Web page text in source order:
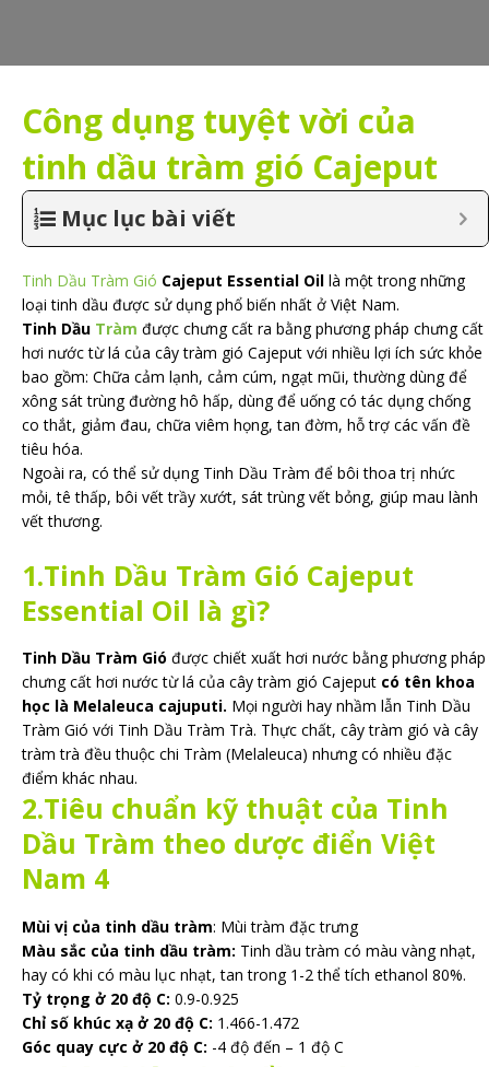
Công dụng tuyệt vời của
tinh dầu tràm gió Cajeput
Mục lục bài viết
Tinh Dầu Tràm Gió Cajeput Essential Oil là một trong những
loại tinh dầu được sử dụng phổ biến nhất ở Việt Nam.
Tinh Dầu Tràm được chưng cất ra bằng phương pháp chưng cất
hơi nước từ lá của cây tràm gió Cajeput với nhiều lợi ích sức khỏe
bao gồm: Chữa cảm lạnh, cảm cúm, ngạt mũi, thường dùng để
xông sát trùng đường hô hấp, dùng để uống có tác dụng chống
co thắt, giảm đau, chữa viêm họng, tan đờm, hỗ trợ các vấn đề
tiêu hóa.
Ngoài ra, có thể sử dụng Tinh Dầu Tràm để bôi thoa trị nhức
mỏi, tê thấp, bôi vết trầy xướt, sát trùng vết bỏng, giúp mau lành
vết thương.
1.Tinh Dầu Tràm Gió Cajeput
Essential Oil là gì?
Tinh Dầu Tràm Gió được chiết xuất hơi nước bằng phương pháp
chưng cất hơi nước từ lá của cây tràm gió Cajeput có tên khoa
học là Melaleuca cajuputi. Mọi người hay nhầm lẫn Tinh Dầu
Tràm Gió với Tinh Dầu Tràm Trà. Thực chất, cây tràm gió và cây
tràm trà đều thuộc chi Tràm (Melaleuca) nhưng có nhiều đặc
điểm khác nhau.
2.Tiêu chuẩn kỹ thuật của Tinh
Dầu Tràm theo dược điển Việt
Nam 4
Mùi vị của tinh dầu tràm: Mùi tràm đặc trưng
Màu sắc của tinh dầu tràm: Tinh dầu tràm có màu vàng nhạt,
hay có khi có màu lục nhạt, tan trong 1-2 thể tích ethanol 80%.
Tỷ trọng ở 20 độ C: 0.9-0.925
Chỉ số khúc xạ ở 20 độ C: 1.466-1.472
Góc quay cực ở 20 độ C: -4 độ đến – 1 độ C